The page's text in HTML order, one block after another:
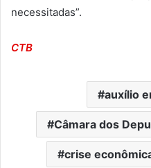
necessitadas”.
CTB
auxílio
Câmara dos
crise